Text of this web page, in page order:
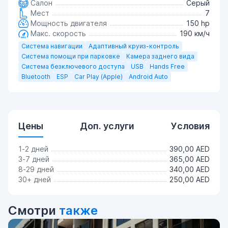
Салон
Серый
Мест
7
Мощность двигателя
150 hp
Макс. скорость
190 км/ч
Система навигации
Адаптивный круиз-контроль
Система помощи при парковке
Камера заднего вида
Система безключевого доступа
USB
Hands Free
Bluetooth
ESP Car Play (Apple) Android Auto
Цены Доп. услуги Условия
1-2 дней
390,00 AED
3-7 дней
365,00 AED
8-29 дней
340,00 AED
30+ дней
250,00 AED
Смотри также